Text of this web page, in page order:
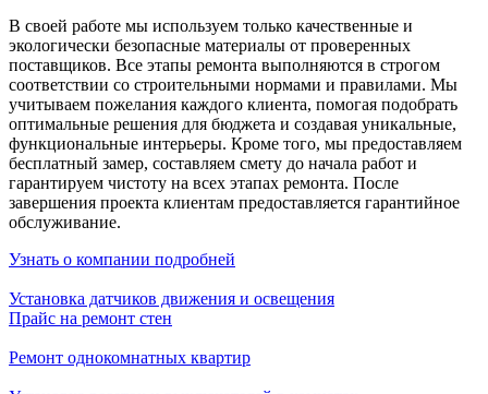
В своей работе мы используем только качественные и
экологически безопасные материалы от проверенных
поставщиков. Все этапы ремонта выполняются в строгом
соответствии со строительными нормами и правилами. Мы
учитываем пожелания каждого клиента, помогая подобрать
оптимальные решения для бюджета и создавая уникальные,
функциональные интерьеры. Кроме того, мы предоставляем
бесплатный замер, составляем смету до начала работ и
гарантируем чистоту на всех этапах ремонта. После
завершения проекта клиентам предоставляется гарантийное
обслуживание.
Узнать о компании подробней
Установка датчиков движения и освещения
Прайс на ремонт стен
Ремонт однокомнатных квартир